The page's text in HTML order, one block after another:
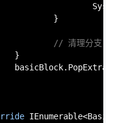
// 清理分支